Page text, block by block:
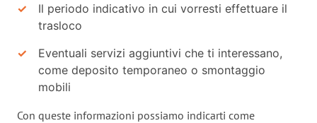
Il periodo indicativo in cui vorresti effettuare il
trasloco
Eventuali servizi aggiuntivi che ti interessano,
come deposito temporaneo o smontaggio
mobili
Con queste informazioni possiamo indicarti come